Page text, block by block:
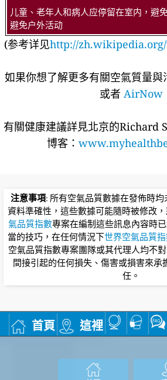
儿童、老年人和病人应停留在室内，避
避免户外活动
(参考详见http://
如果你想了解更多有關空氣質量與
或者 AirNow
有關健康建議詳​​見北京的Richard
博客：
注意事項: 所有空氣品質數據在發佈時
資料準確性，這些數據可能隨時被修改，
氣品質指數專案在編制這些訊息內容時
當的技巧，在任何情況下世界空氣品質
空氣品質指數專案團隊或其代理人均不
間接引起的任何損失、傷害或損害來承
任。
首頁 這裡